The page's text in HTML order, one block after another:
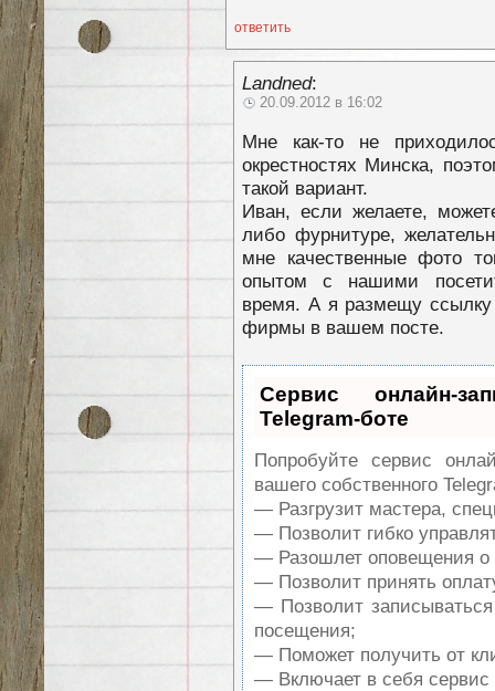
ответить
Landned:
20.09.2012 в 16:02
Мне как-то не
окрестностях Минска,
такой вариант.
Иван, если желаете,
либо фурнитуре,
мне качественные фото
опытом с нашими
время. А я размещу
фирмы в вашем посте.
Сервис онлайн-
Telegram-боте
Попробуйте сервис
вашего собственного
— Разгрузит мастера,
— Позволит гибко
— Разошлет оповещения о
— Позволит принять
— Позволит
посещения;
— Поможет получить от
— Включает в себя сервис